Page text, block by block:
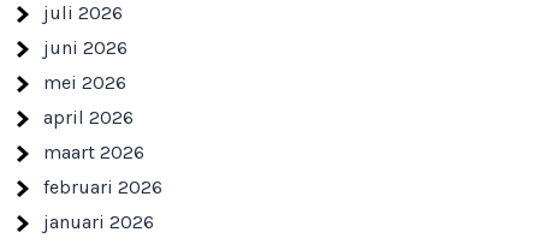
juli 2026
juni 2026
mei 2026
april 2026
maart 2026
februari 2026
januari 2026